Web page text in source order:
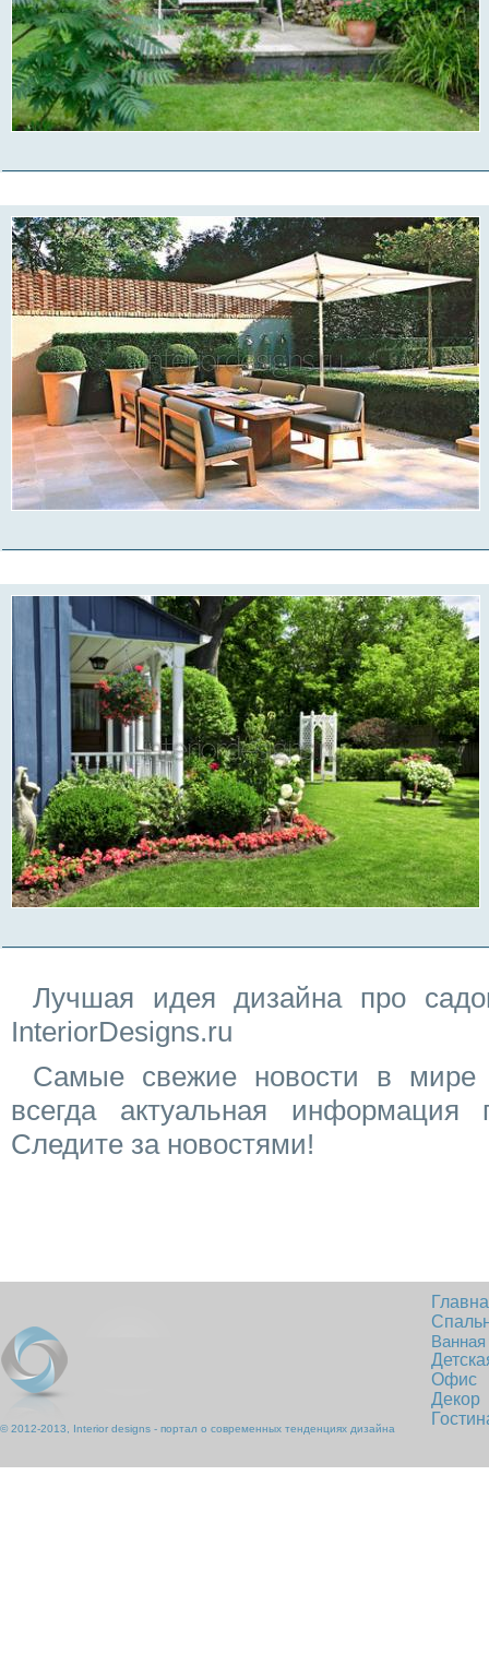
Лучшая идея дизайна про
InteriorDesigns.ru
Самые свежие новости в мире
всегда актуальная информация
Следите за новостями!
© 2012-2013, Interior designs - портал о современных тенденциях дизайна
Ванная
Офис
Декор